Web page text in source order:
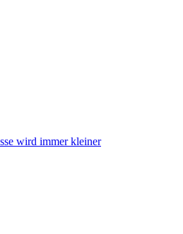
wird immer kleiner